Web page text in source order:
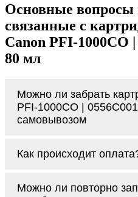
Основные вопросы
связанные с
Canon PFI-1000CO
80 мл
Можно ли забрать
PFI-1000CO |
самовывозом
доставим заказ и
доставляем Вам
Как происходит
PFI-1000CO |
Можно ли повторно